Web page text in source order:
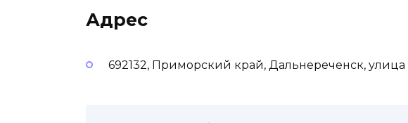
Адрес
692132, Приморский край, Дальнереченск,